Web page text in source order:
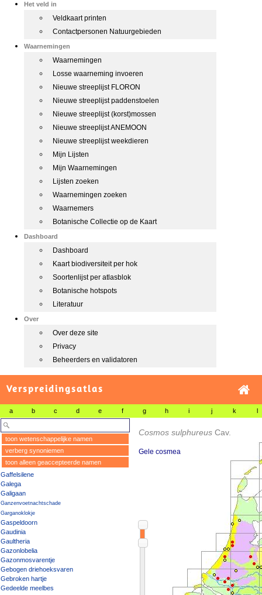
Het veld in
Veldkaart printen
Contactpersonen Natuurgebieden
Waarnemingen
Waarnemingen
Losse waarneming invoeren
Nieuwe streeplijst FLORON
Nieuwe streeplijst paddenstoelen
Nieuwe streeplijst (korst)mossen
Nieuwe streeplijst ANEMOON
Nieuwe streeplijst weekdieren
Mijn Lijsten
Mijn Waarnemingen
Lijsten zoeken
Waarnemingen zoeken
Waarnemers
Botanische Collectie op de Kaart
Dashboard
Dashboard
Kaart biodiversiteit per hok
Soortenlijst per atlasblok
Botanische hotspots
Literatuur
Over
Over deze site
Privacy
Beheerders en validatoren
Verspreidingsatlas
a b c d e f g h i j k l
toon wetenschappelijke namen
verberg synoniemen
toon alleen geaccepteerde namen
Gaffelsilene
Galega
Galigaan
Ganzenvoetnachtschade
Garganoklokje
Gaspeldoorn
Gaudinia
Gaultheria
Gazonlobelia
Gazonmosvarentje
Gebogen driehoeksvaren
Gebroken hartje
Gedeelde meelbes
Cosmos sulphureus Cav.
Gele cosmea